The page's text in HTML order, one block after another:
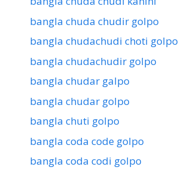
bangla chuda chudir golpo
bangla chudachudi choti golpo
bangla chudachudir golpo
bangla chudar galpo
bangla chudar golpo
bangla chuti golpo
bangla coda code golpo
bangla coda codi golpo